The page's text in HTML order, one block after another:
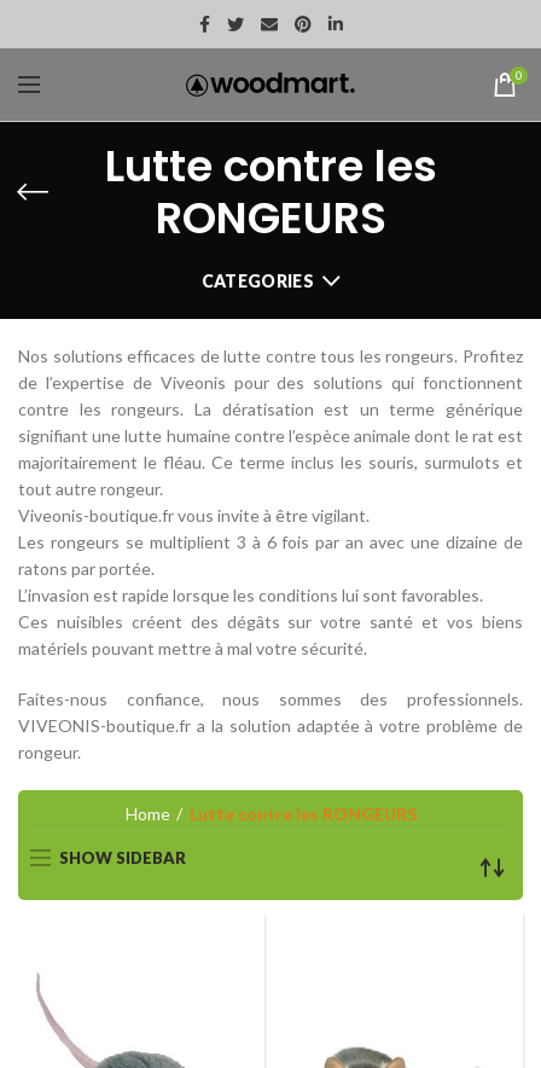
0
Lutte contre les
RONGEURS
CATEGORIES
Nos solutions efficaces de lutte contre tous les rongeurs. Profitez
de l’expertise de Viveonis pour des solutions qui fonctionnent
contre les rongeurs. La dératisation est un terme générique
signifiant une lutte humaine contre l’espèce animale dont le rat est
majoritairement le fléau. Ce terme inclus les souris, surmulots et
tout autre rongeur.
Viveonis-boutique.fr vous invite à être vigilant.
Les rongeurs se multiplient 3 à 6 fois par an avec une dizaine de
ratons par portée.
L’invasion est rapide lorsque les conditions lui sont favorables.
Ces nuisibles créent des dégâts sur votre santé et vos biens
matériels pouvant mettre à mal votre sécurité.
Faites-nous confiance, nous sommes des professionnels.
VIVEONIS-boutique.fr a la solution adaptée à votre problème de
rongeur.
Home Lutte contre les RONGEURS
SHOW SIDEBAR